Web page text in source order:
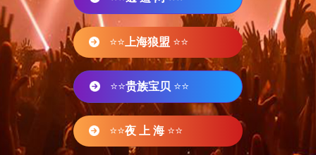
⭐⭐ 上海狼盟 ⭐⭐
⭐⭐贵族宝贝 ⭐⭐
⭐⭐夜 上 海 ⭐⭐